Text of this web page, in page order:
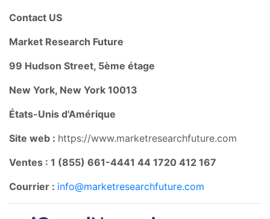
Contact US
Market Research Future
99 Hudson Street, 5ème étage
New York, New York 10013
États-Unis d'Amérique
Site web : https://www.marketresearchfuture.com
Ventes : 1 (855) 661-4441 44 1720 412 167
Courrier : info@marketresearchfuture.com